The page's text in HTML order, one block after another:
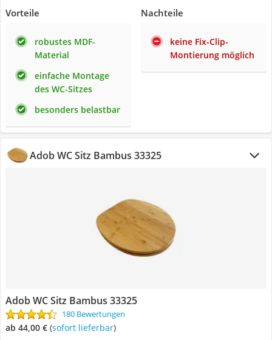
Vorteile
robustes MDF-
Material
einfache Montage
des WC-Sitzes
besonders belastbar
Nachteile
keine Fix-Clip-
Montierung möglich
Adob WC Sitz Bambus 33325
Adob WC Sitz Bambus 33325
180 Bewertungen
ab 44,00 € ( Sofort lieferbar)